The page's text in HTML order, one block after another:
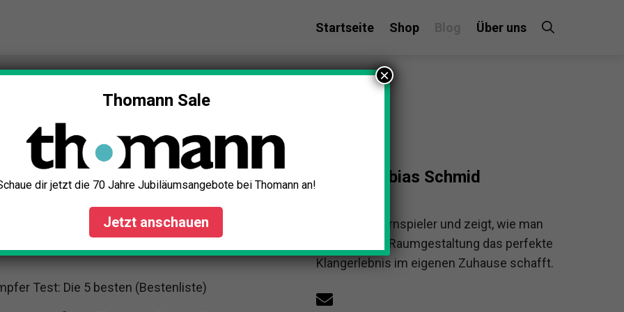
Startseite Shop Über uns
Test: Die 5 besten (Bestenliste)
Tobias Schmid
Tobias ist Hornspieler und zeigt, wie man
mit gezielter Raumgestaltung das perfekte
Klangerlebnis im eigenen Zuhause schafft.
Thomann Sale
dir jetzt die 70 Jahre Jubiläumsangebote bei Thomann an!
Jetzt anschauen
×